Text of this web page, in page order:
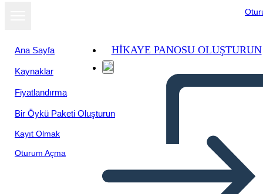
Ana Sayfa
Kaynaklar
Fiyatlandırma
Bir Öykü Paketi Oluşturun
Kayıt Olmak
Oturum Açma
HIKAYE PANOSU OLUŞTURUN